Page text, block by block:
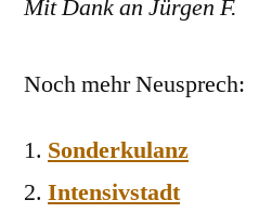
Mit Dank an Jürgen F.
Noch mehr Neusprech:
Sonderkulanz
Intensivstadt